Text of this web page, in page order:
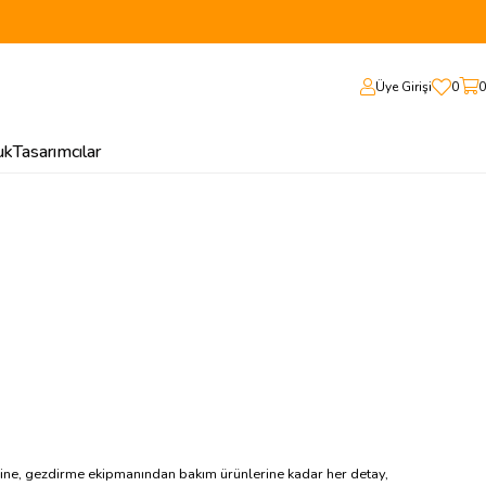
Üye Girişi 0 0
Tasarımcılar
gezdirme ekipmanından bakım ürünlerine kadar her detay,